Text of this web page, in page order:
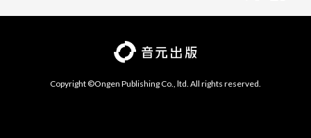
Copyright ©Ongen Publishing Co., ltd. All rights reserved.